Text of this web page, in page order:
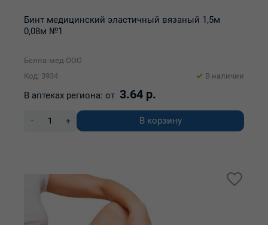
Бинт медицинский эластичный вязаный 1,5м
0,08м №1
Белпа-мед ООО
Код: 3934
В наличии
В аптеках региона: от 3.64 р.
- + В корзину